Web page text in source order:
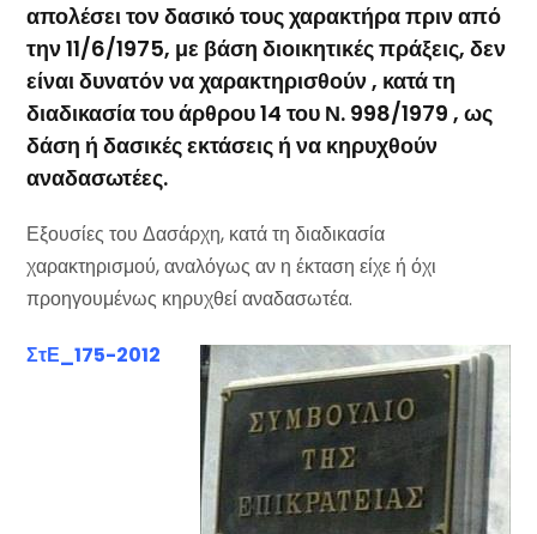
απολέσει τον δασικό τους χαρακτήρα πριν από
την 11/6/1975, με βάση διοικητικές πράξεις, δεν
είναι δυνατόν να χαρακτηρισθούν , κατά τη
διαδικασία του άρθρου 14 του Ν. 998/1979 , ως
δάση ή δασικές εκτάσεις ή να κηρυχθούν
αναδασωτέες.
Εξουσίες του Δασάρχη, κατά τη διαδικασία
χαρακτηρισμού, αναλόγως αν η έκταση είχε ή όχι
προηγουμένως κηρυχθεί αναδασωτέα.
ΣτΕ_175-2012